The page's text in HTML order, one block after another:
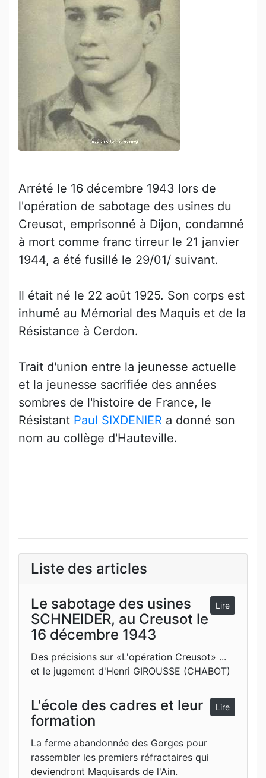
Arrété le 16 décembre 1943 lors de
l'opération de sabotage des usines du
Creusot, emprisonné à Dijon, condamné
à mort comme franc tirreur le 21 janvier
1944, a été fusillé le 29/01/ suivant.
Il était né le 22 août 1925. Son corps est
inhumé au Mémorial des Maquis et de la
Résistance à Cerdon.
Trait d'union entre la jeunesse actuelle
et la jeunesse sacrifiée des années
sombres de l'histoire de France, le
Résistant Paul SIXDENIER a donné son
nom au collège d'Hauteville.
Liste des articles
Lire
Le sabotage des usines
SCHNEIDER, au Creusot le
16 décembre 1943
Des précisions sur «L'opération Creusot» ...
et le jugement d'Henri GIROUSSE (CHABOT)
Lire
L'école des cadres et leur
formation
La ferme abandonnée des Gorges pour
rassembler les premiers réfractaires qui
deviendront Maquisards de l'Ain.